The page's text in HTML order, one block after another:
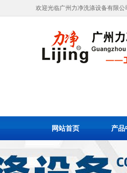
欢迎光临广州力净洗涤设备有限公
网站首页 产品